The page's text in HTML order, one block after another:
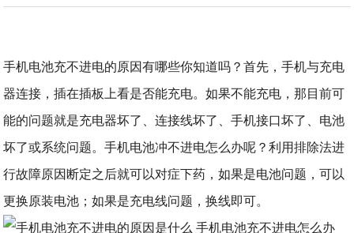
手机电池充不进电的原因有哪些你知道吗？首先，手机与充电
器连接，插在插板上看是否能充电。如果不能充电，那目前可
能的问题就是充电器坏了、连接线坏了、手机接口坏了、电池
坏了或系统问题。手机电池冲不进电怎么办呢？利用排除法进
行故障原因断定之后就可以对症下药，如果是电池问题，可以
更换原装电池；如果是充电线问题，换线即可。